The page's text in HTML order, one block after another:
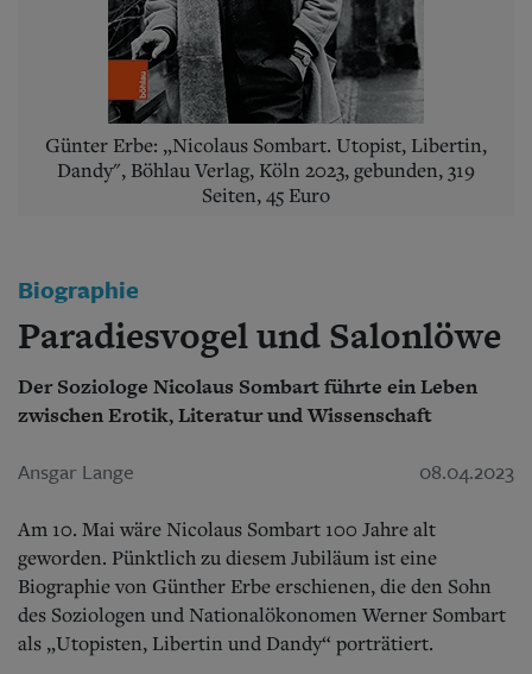
Wer wir sind
Aktuelle Ausgabe
Abonnenten-Login
Abonnent werden
Abo Prämien
Archiv
Mediadaten
Günter Erbe: „Nicolaus Sombart. Utopist, Libertin,
Dandy", Böhlau Verlag, Köln 2023, gebunden, 319
Seiten, 45 Euro
Biographie
Paradiesvogel und Salonlöwe
Der Soziologe Nicolaus Sombart führte ein Leben
zwischen Erotik, Literatur und Wissenschaft
Ansgar Lange 08.04.2023
Am 10. Mai wäre Nicolaus Sombart 100 Jahre alt
geworden. Pünktlich zu diesem Jubiläum ist eine
Biographie von Günther Erbe erschienen, die den Sohn
des Soziologen und Nationalökonomen Werner Sombart
als „Utopisten, Libertin und Dandy“ porträtiert.